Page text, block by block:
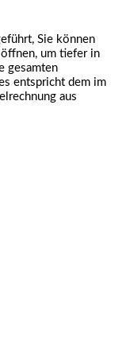
Sie können
um tiefer in
gesamten
entspricht dem im
aus